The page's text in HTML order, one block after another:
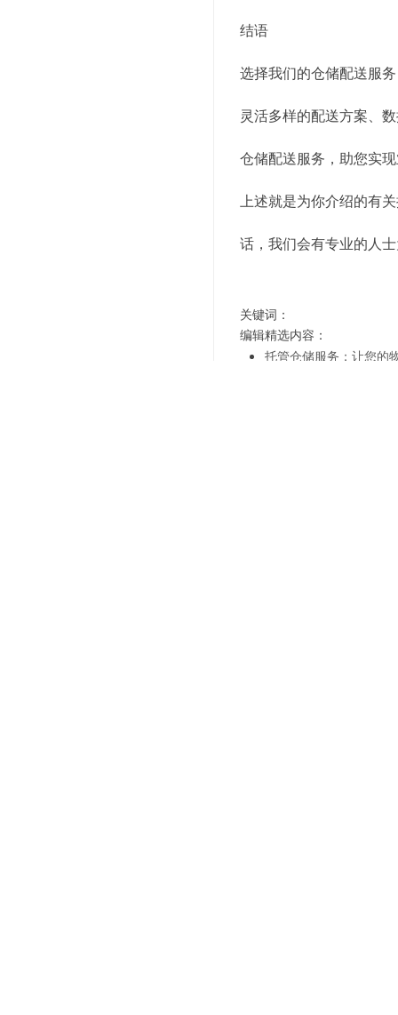
结语
选择我们的仓储配送服
灵活多样的配送方案、
仓储配送服务，助您实
上述就是为你介绍的有
话，我们会有专业的人
关键词：
编辑精选内容：
托管仓储服务：让您的